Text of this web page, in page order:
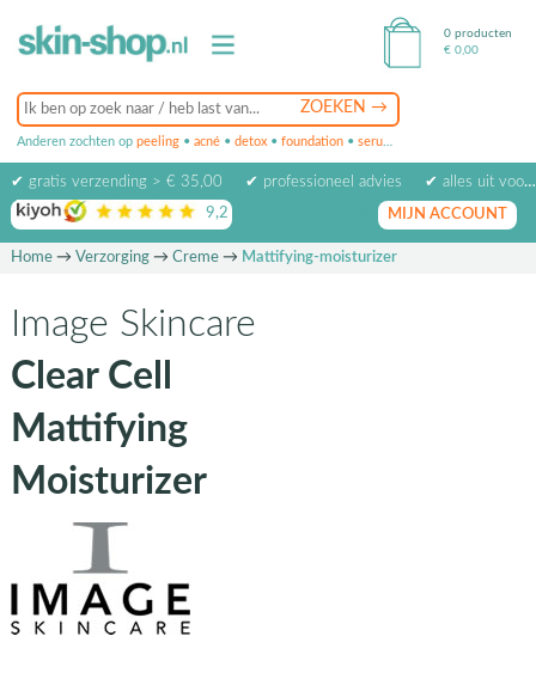
Anderen zochten op peeling • acné • detox • foundation • serum
0 producten
€ 0,00
✔ gratis verzending > € 35,00 ✔ professioneel advies
✔ alles uit voorraad leverbaar
9,2 op basis van beoordelingen
MIJN ACCOUNT
Home→ Verzorging→ Creme→ Mattifying-moisturizer
Image Skincare
Clear Cell
Mattifying
Moisturizer